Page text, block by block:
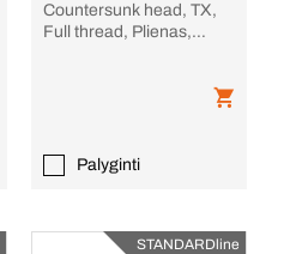
Countersunk head, TX,
Full thread, Plienas,
Palyginti
STANDARDline